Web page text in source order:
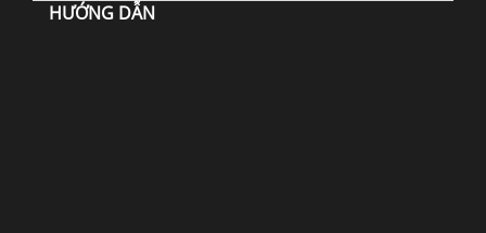
HƯỚNG DẪN